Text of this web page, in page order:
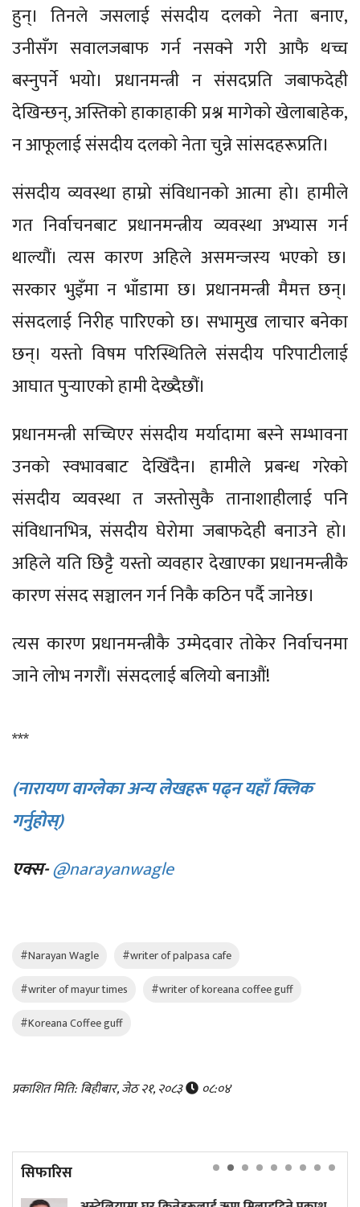
हुन्। तिनले जसलाई संसदीय दलको नेता बनाए,
उनीसँग सवालजबाफ गर्न नसक्ने गरी आफै थच्च
बस्नुपर्ने भयो। प्रधानमन्त्री न संसदप्रति जबाफदेही
देखिन्छन्, अस्तिको हाकाहाकी प्रश्न मागेको खेलाबाहेक,
न आफूलाई संसदीय दलको नेता चुन्ने सांसदहरूप्रति।
संसदीय व्यवस्था हाम्रो संविधानको आत्मा हो। हामीले
गत निर्वाचनबाट प्रधानमन्त्रीय व्यवस्था अभ्यास गर्न
थाल्यौं। त्यस कारण अहिले असमन्जस्य भएको छ।
सरकार भुइँमा न भाँडामा छ। प्रधानमन्त्री मैमत्त छन्।
संसदलाई निरीह पारिएको छ। सभामुख लाचार बनेका
छन्। यस्तो विषम परिस्थितिले संसदीय परिपाटीलाई
आघात पुर्‍याएको हामी देख्दैछौं।
प्रधानमन्त्री सच्चिएर संसदीय मर्यादामा बस्ने सम्भावना
उनको स्वभावबाट देखिँदैन। हामीले प्रबन्ध गरेको
संसदीय व्यवस्था त जस्तोसुकै तानाशाहीलाई पनि
संविधानभित्र, संसदीय घेरोमा जबाफदेही बनाउने हो।
अहिले यति छिट्टै यस्तो व्यवहार देखाएका प्रधानमन्त्रीकै
कारण संसद सञ्चालन गर्न निकै कठिन पर्दै जानेछ।
त्यस कारण प्रधानमन्त्रीकै उम्मेदवार तोकेर निर्वाचनमा
जाने लोभ नगरौं। संसदलाई बलियो बनाऔं!
***
(नारायण वाग्लेका अन्य लेखहरू पढ्न यहाँ क्लिक
गर्नुहोस्)
एक्स-@narayanwagle
#Narayan Wagle
#writer of palpasa cafe
#writer of mayur times
#writer of koreana coffee guff
#Koreana Coffee guff
प्रकाशित मिति: बिहीबार, जेठ २१, २०८३ ०८:०४
सिफारिस